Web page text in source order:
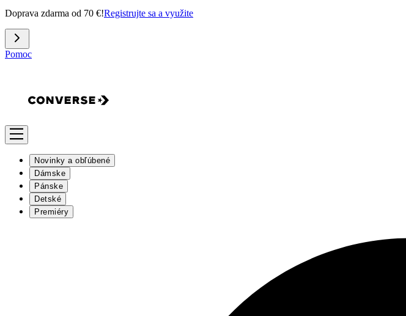
Doprava zdarma od 70 €!Registrujte sa a využite
Pomoc
Novinky a obľúbené
Dámske
Pánske
Detské
Premiéry